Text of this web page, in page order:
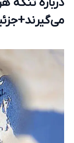
درباره تنگه